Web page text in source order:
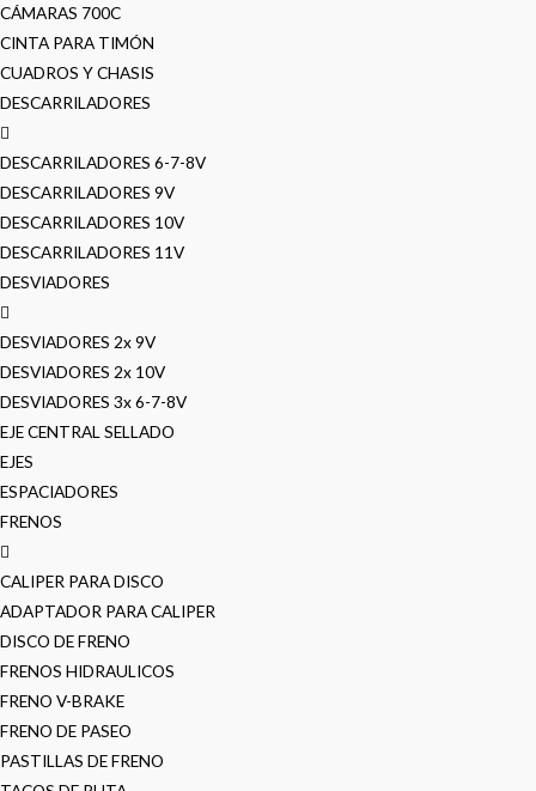
CÁMARAS 700C
CINTA PARA TIMÓN
CUADROS Y CHASIS
DESCARRILADORES
DESCARRILADORES 6-7-8V
DESCARRILADORES 9V
DESCARRILADORES 10V
DESCARRILADORES 11V
DESVIADORES
DESVIADORES 2x 9V
DESVIADORES 2x 10V
DESVIADORES 3x 6-7-8V
EJE CENTRAL SELLADO
EJES
ESPACIADORES
FRENOS
CALIPER PARA DISCO
ADAPTADOR PARA CALIPER
DISCO DE FRENO
FRENOS HIDRAULICOS
FRENO V-BRAKE
FRENO DE PASEO
PASTILLAS DE FRENO